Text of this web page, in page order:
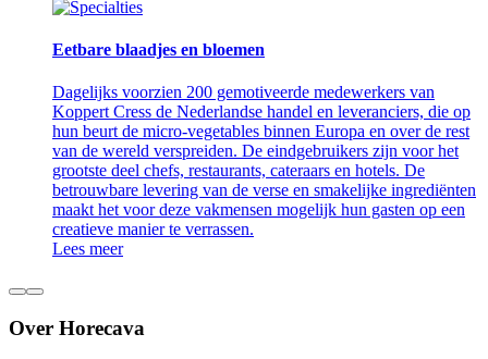
Eetbare blaadjes en bloemen
Dagelijks voorzien 200 gemotiveerde medewerkers van
Koppert Cress de Nederlandse handel en leveranciers, die op
hun beurt de micro-vegetables binnen Europa en over de rest
van de wereld verspreiden. De eindgebruikers zijn voor het
grootste deel chefs, restaurants, cateraars en hotels. De
betrouwbare levering van de verse en smakelijke ingrediënten
maakt het voor deze vakmensen mogelijk hun gasten op een
creatieve manier te verrassen.
Lees meer
Over Horecava